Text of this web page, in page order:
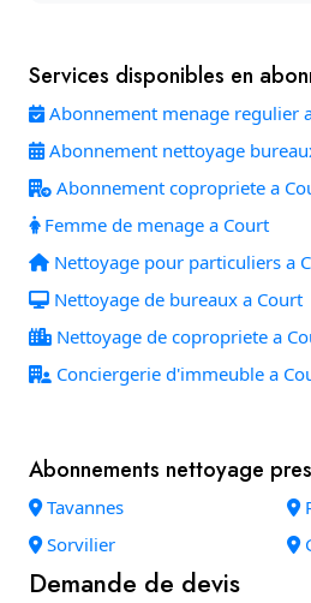
Services disponibles en
Abonnement menage regulier
Abonnement nettoyage
Abonnement copropriete a
Femme de menage a Court
Nettoyage pour particuliers a
Nettoyage de bureaux a Court
Nettoyage de copropriete a
Conciergerie d'immeuble a
Abonnements nettoyage
Tavannes
Sorvilier
Demande de devis